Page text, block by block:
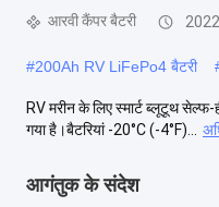
आरवी कैंपर बैटरी
#200Ah RV LiFePo4 बैटरी
RV मरीन के लिए स्मार्ट ब्लूटूथ
गया है।बैटरियां -20°C (-4°F)...
आगंतुक के संदेश